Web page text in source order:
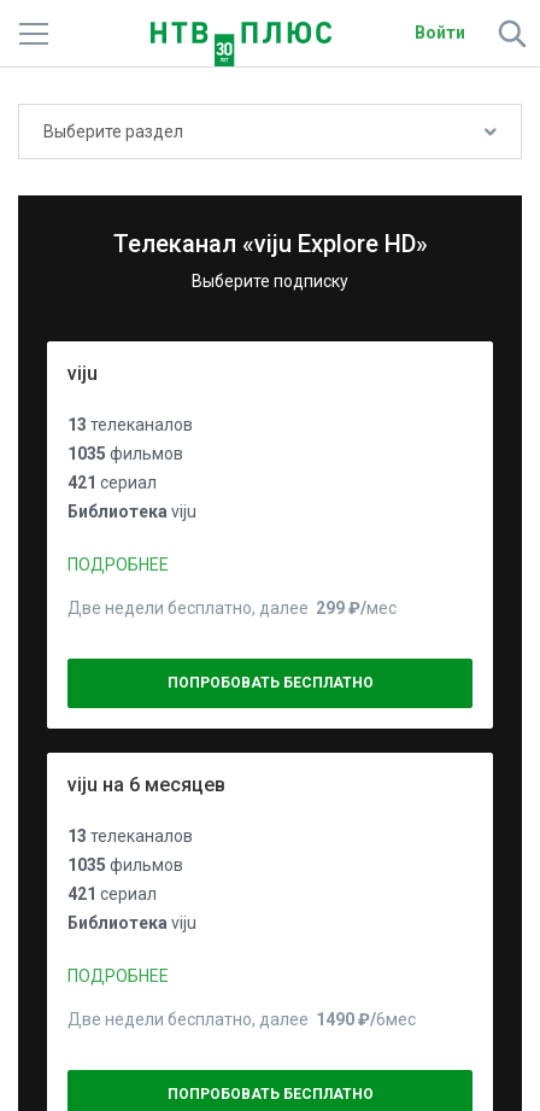
Войти
Спутниковым абонентам
О сайте
Активировать промокод
Выберите раздел
Телеканал «viju Explore HD»
Выберите подписку
viju
13 телеканалов
1035 фильмов
421 сериал
Библиотека viju
ПОДРОБНЕЕ
Две недели бесплатно, далее 299 ₽⁠/⁠мес
ПОПРОБОВАТЬ БЕСПЛАТНО
viju на 6 месяцев
13 телеканалов
1035 фильмов
421 сериал
Библиотека viju
ПОДРОБНЕЕ
Две недели бесплатно, далее 1490 ₽⁠/⁠6мес
ПОПРОБОВАТЬ БЕСПЛАТНО